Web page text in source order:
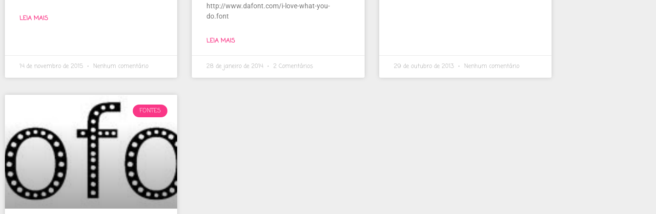
LEIA MAIS
14 de novembro de 2015 Nenhum comentário
http://www.dafont.com/i-love-what-you-
do.font
LEIA MAIS
28 de janeiro de 2014 2 Comentários 29 de outubro de 2013 Nenhum comentário
FONTES